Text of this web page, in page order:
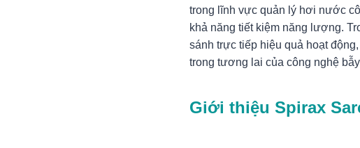
trong lĩnh vực quản lý hơi nước
khả năng tiết kiệm năng lượng.
sánh trực tiếp hiệu quả hoạt
trong tương lai của công nghệ
Giới thiệu Spirax